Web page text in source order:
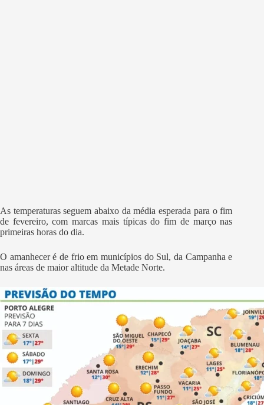
As temperaturas seguem abaixo da média esperada para o fim
de fevereiro, com marcas mais típicas do fim de março nas
primeiras horas do dia.
O amanhecer é de frio em municípios do Sul, da Campanha e
nas áreas de maior altitude da Metade Norte.